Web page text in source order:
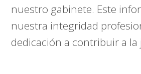
nuestro gabinete. Este
nuestra integridad
dedicación a contribuir a la